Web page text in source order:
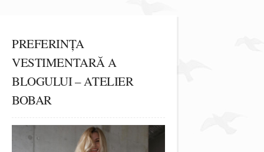
PREFERINȚA
VESTIMENTARĂ A
BLOGULUI – ATELIER
BOBAR